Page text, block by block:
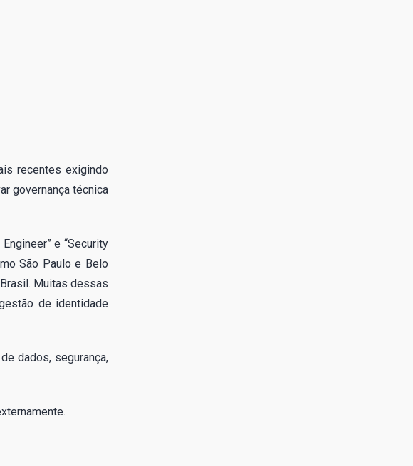
recentes exigindo
governança técnica
e “Security
São Paulo e Belo
Muitas dessas
de identidade
dados, segurança,